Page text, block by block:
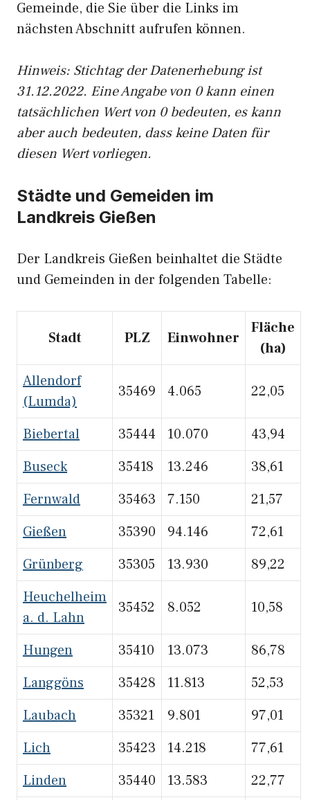
Gemeinde, die Sie über die Links im
nächsten Abschnitt aufrufen können.
Hinweis: Stichtag der Datenerhebung ist
31.12.2022. Eine Angabe von 0 kann einen
tatsächlichen Wert von 0 bedeuten, es kann
aber auch bedeuten, dass keine Daten für
diesen Wert vorliegen.
Städte und Gemeiden im
Landkreis Gießen
Der Landkreis Gießen beinhaltet die Städte
und Gemeinden in der folgenden Tabelle:
Stadt PLZ Einwohner
Fläche
(ha)
Allendorf
(Lumda)
35469 4.065 22,05
Biebertal 35444 10.070
43,94
Buseck
35418 13.246
38,61
Fernwald
35463 7.150
21,57
Gießen
35390 94.146
72,61
Grünberg
35305 13.930
89,22
Heuchelheim
a. d. Lahn
35452 8.052 10,58
Hungen 35410 13.073
86,78
Langgöns
35428 11.813
52,53
Laubach
35321 9.801
97,01
Lich
35423 14.218
77,61
Linden
35440 13.583
22,77